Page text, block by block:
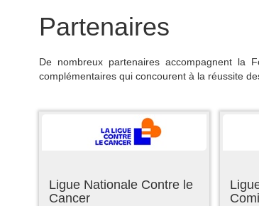
Partenaires
De nombreux partenaires accompagnent la
complémentaires qui concourent à la réussite
Ligue Nationale Contre le
Cancer